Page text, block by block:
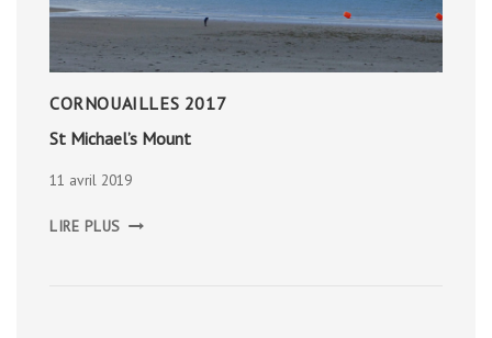
CORNOUAILLES 2017
St Michael’s Mount
11 avril 2019
LIRE PLUS MICHAEL’S